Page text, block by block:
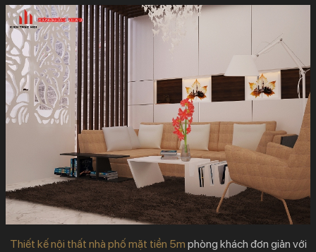
Thiết kế nội thất nhà phố mặt tiền 5m phòng khách đơn giản với